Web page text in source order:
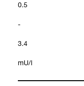
0.5
-
3.4
mU/l